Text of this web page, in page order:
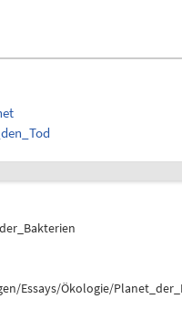
Essays/Ökologie/